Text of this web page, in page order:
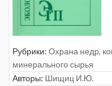
Рубрики: Охрана недр,
минерального сырья
Авторы: Шищиц И.Ю.